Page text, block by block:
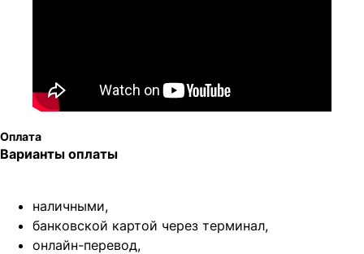
Оплата
Варианты оплаты
наличными,
банковской картой через терминал,
онлайн-перевод,
ИП Каканова Анна Константиновна
ИНН 450164920881
ОГРНИП 325450000003279
Вся представленная информация носит
информационный характер и ни при каких условиях не
Написать в MAX Написать в Telegram